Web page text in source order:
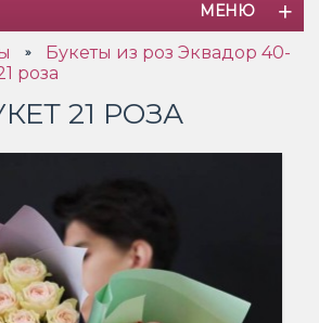
МЕНЮ
»
Букеты из роз Эквадор 40-
роза
21 РОЗА